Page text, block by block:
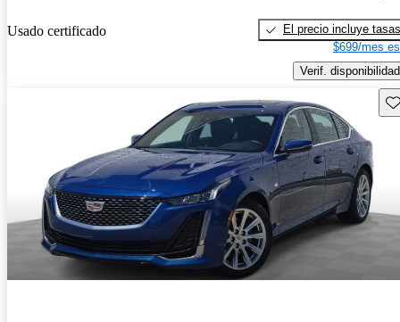
Usado certificado
El precio incluye tasas
$699/mes
Verif. disponibilidad